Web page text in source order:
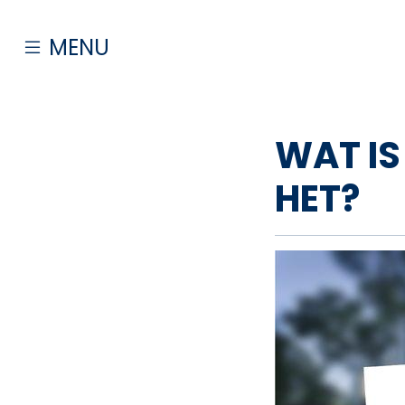
MENU
AANBOD
VERKOOP
AANKOOP
WAT
HET?